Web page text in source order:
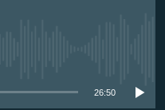
English
26:50